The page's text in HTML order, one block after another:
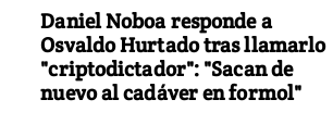
Daniel Noboa responde a
Osvaldo Hurtado tras llamarlo
"criptodictador": "Sacan de
nuevo al cadáver en formol"